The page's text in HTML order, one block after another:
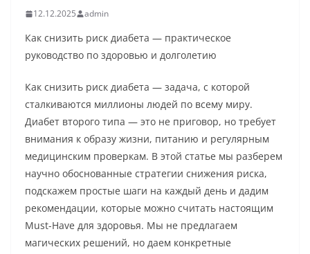
12.12.2025 admin
Как снизить риск диабета — практическое
руководство по здоровью и долголетию
Как снизить риск диабета — задача, с которой
сталкиваются миллионы людей по всему миру.
Диабет второго типа — это не приговор, но требует
внимания к образу жизни, питанию и регулярным
медицинским проверкам. В этой статье мы разберем
научно обоснованные стратегии снижения риска,
подскажем простые шаги на каждый день и дадим
рекомендации, которые можно считать настоящим
Must-Have для здоровья. Мы не предлагаем
магических решений, но даем конкретные